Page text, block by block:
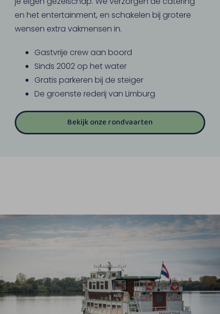
en het entertainment, en schakelen bij grotere
wensen extra vakmensen in.
Gastvrije crew aan boord
Sinds 2002 op het water
Gratis parkeren bij de steiger
De groenste rederij van Limburg
Bekijk onze rondvaarten